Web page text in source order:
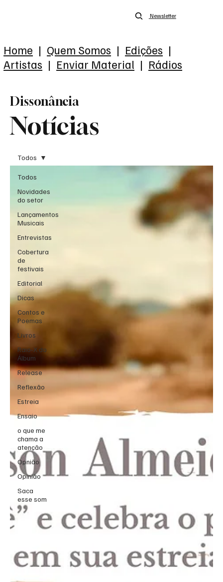
Newsletter
Home | Quem Somos | Edições |
Artistas | Enviar Material | Rádios
Notícias
Dissonância
Todos
Novidades
do setor
Lançamentos
Musicais
Entrevistas
Cobertura
de
festivais
Editorial
Dicas
Contos e
Poemas
Livros
Raio-X do
Álbum
Release
Reflexão
Estreia
Ensaio
o que me
chama a
atenção
Opnião
Opinião
Saca
esse som
Todos